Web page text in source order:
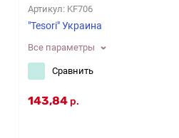
Артикул: KF706
"Tesori" Украина
Все параметры
Сравнить
143,84 р.